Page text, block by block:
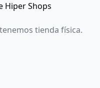
Hiper Shops
tienda física.